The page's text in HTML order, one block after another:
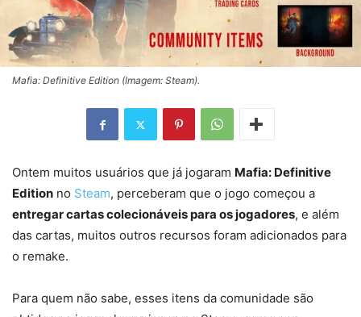
Mafia: Definitive Edition (Imagem: Steam).
Ontem muitos usuários que já jogaram Mafia: Definitive
Edition no Steam, perceberam que o jogo começou a
entregar cartas colecionáveis para os jogadores, e além
das cartas, muitos outros recursos foram adicionados para
o remake.
Para quem não sabe, esses itens da comunidade são